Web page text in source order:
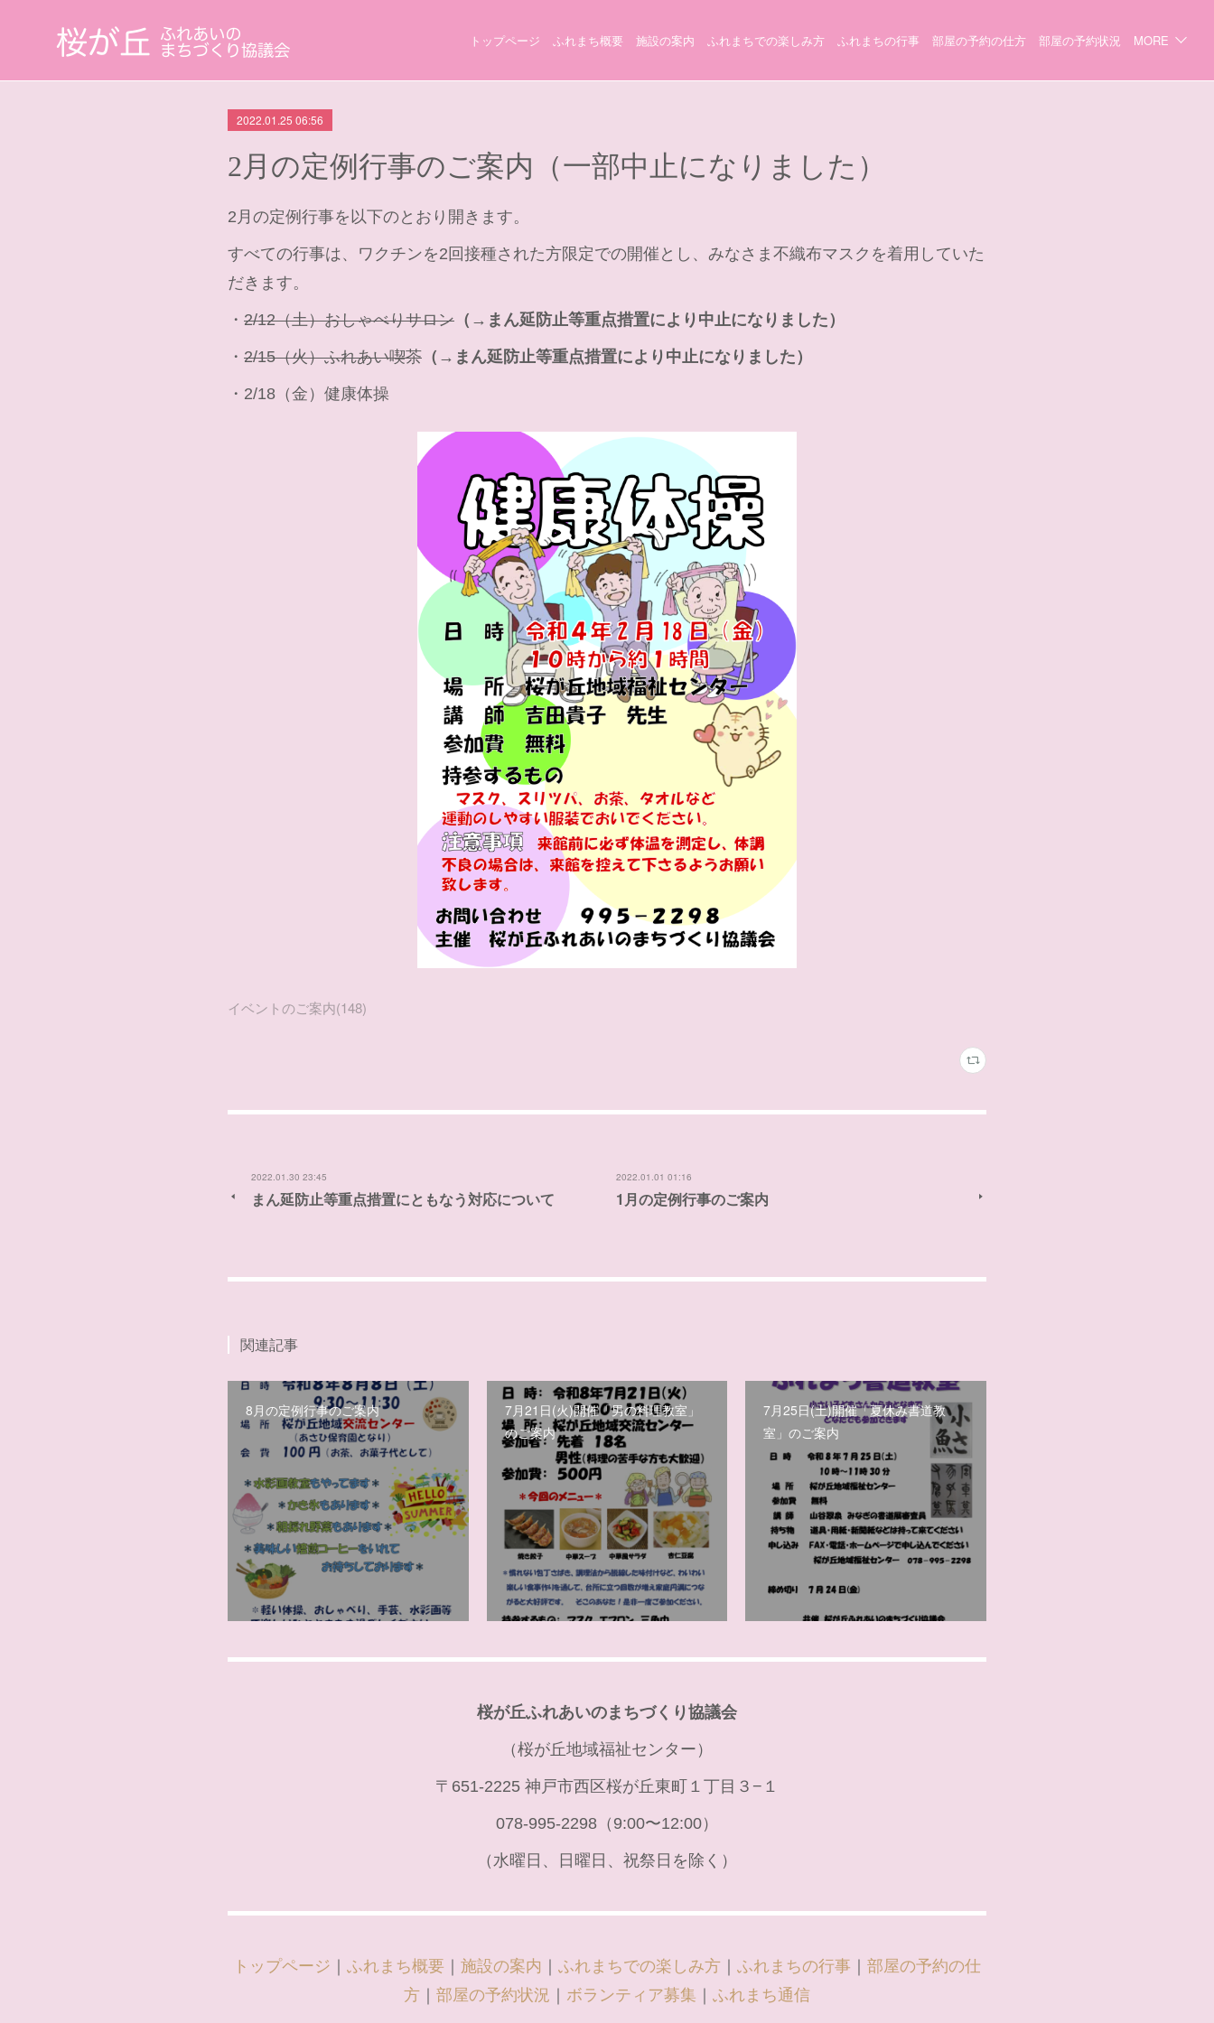
トップページ ふれまち概要 施設の案内 ふれまちでの楽しみ方 ふれまちの行事 部屋の予約の仕方 部屋の予約状況 MORE
2022.01.25 06:56
2月の定例行事のご案内（一部中止になりました）
2月の定例行事を以下のとおり開きます。
すべての行事は、ワクチンを2回接種された方限定での開催とし、みなさま不織布マスクを着用していた
だきます。
・ 2/12（土）おしゃべりサロン （→まん延防止等重点措置により中止になりました）
・ 2/15（火）ふれあい喫茶 （→まん延防止等重点措置により中止になりました）
・2/18（金）健康体操
イベントのご案内(148)
2022.01.30 23:45
まん延防止等重点措置にともなう対応について
2022.01.01 01:16
1月の定例行事のご案内
関連記事
8月の定例行事のご案内
7月21日(火)開催「男の料理教室」
のご案内
7月25日(土)開催「夏休み書道教
室」のご案内
桜が丘ふれあいのまちづくり協議会
（桜が丘地域福祉センター）
〒651-2225 神戸市西区桜が丘東町１丁目３−１
078-995-2298（9:00〜12:00）
（水曜日、日曜日、祝祭日を除く）
トップページ ふれまち概要 施設の案内 ふれまちでの楽しみ方 ふれまちの行事
部屋の予約の仕
方
部屋の予約状況 ボランティア募集 ふれまち通信